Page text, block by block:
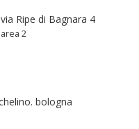
Ripe di Bagnara 4
2
bologna